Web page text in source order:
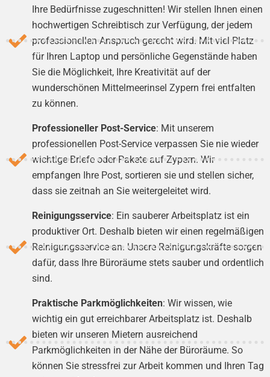
Ihre Bedürfnisse zugeschnitten! Wir stellen Ihnen einen
hochwertigen Schreibtisch zur Verfügung, der jedem
professionellen Anspruch gerecht wird. Mit viel Platz
für Ihren Laptop und persönliche Gegenstände haben
Sie die Möglichkeit, Ihre Kreativität auf der
wunderschönen Mittelmeerinsel Zypern frei entfalten
zu können.
Professioneller Post-Service: Mit unserem
professionellen Post-Service verpassen Sie nie wieder
wichtige Briefe oder Pakete auf Zypern. Wir
empfangen Ihre Post, sortieren sie und stellen sicher,
dass sie zeitnah an Sie weitergeleitet wird.
Reinigungsservice: Ein sauberer Arbeitsplatz ist ein
produktiver Ort. Deshalb bieten wir einen regelmäßigen
Reinigungsservice an. Unsere Reinigungskräfte sorgen
dafür, dass Ihre Büroräume stets sauber und ordentlich
sind.
Praktische Parkmöglichkeiten: Wir wissen, wie
wichtig ein gut erreichbarer Arbeitsplatz ist. Deshalb
bieten wir unseren Mietern ausreichend
Parkmöglichkeiten in der Nähe der Büroräume. So
können Sie stressfrei zur Arbeit kommen und Ihren Tag